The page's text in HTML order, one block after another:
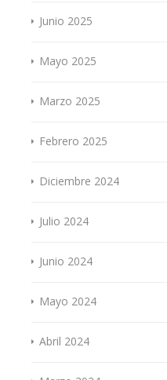
Junio 2025
Mayo 2025
Marzo 2025
Febrero 2025
Diciembre 2024
Julio 2024
Junio 2024
Mayo 2024
Abril 2024